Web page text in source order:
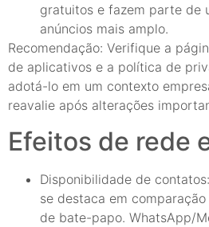
gratuitos e fazem parte de
anúncios mais amplo.
Recomendação: Verifique a
de aplicativos e a política de
adotá-lo em um contexto
reavalie após alterações
Efeitos de rede
Disponibilidade de
se destaca em
de bate-papo. WhatsApp/